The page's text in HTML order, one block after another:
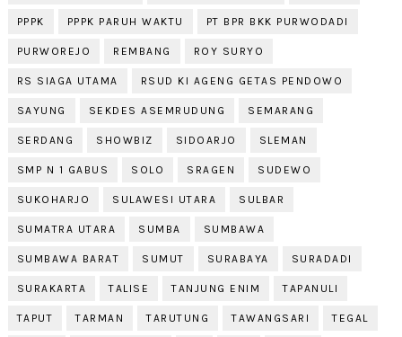
PPPK PPPK PARUH WAKTU PT BPR BKK PURWODADI
PURWOREJO REMBANG ROY SURYO
RS SIAGA UTAMA RSUD KI AGENG GETAS PENDOWO
SAYUNG SEKDES ASEMRUDUNG SEMARANG
SERDANG SHOWBIZ SIDOARJO SLEMAN
SMP N 1 GABUS SOLO SRAGEN SUDEWO
SUKOHARJO SULAWESI UTARA SULBAR
SUMATRA UTARA SUMBA SUMBAWA
SUMBAWA BARAT SUMUT SURABAYA SURADADI
SURAKARTA TALISE TANJUNG ENIM TAPANULI
TAPUT TARMAN TARUTUNG TAWANGSARI TEGAL